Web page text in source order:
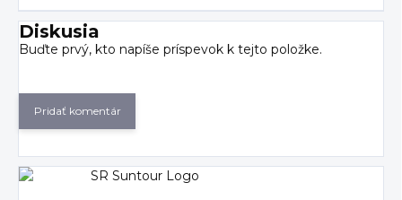
Diskusia
Buďte prvý, kto napíše príspevok k tejto položke.
Pridať komentár